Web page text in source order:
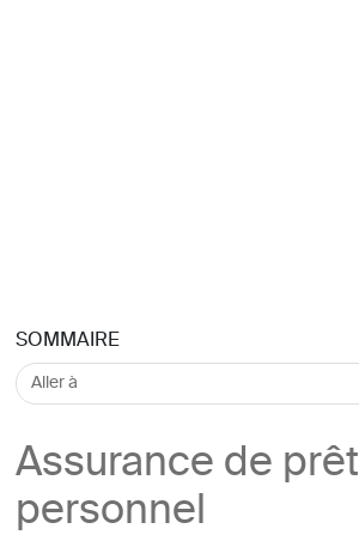
SOMMAIRE
Assurance de prêt
personnel